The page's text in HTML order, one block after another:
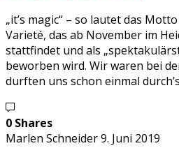
„it’s magic“ – so lautet das
Varieté, das ab November im
stattfindet und als
beworben wird. Wir waren bei
durften uns schon einmal
0 Shares
Marlen Schneider9. Juni 2019